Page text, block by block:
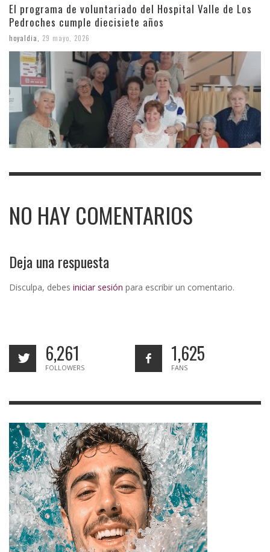
El programa de voluntariado del Hospital Valle de Los
Pedroches cumple diecisiete años
hoyaldia 29 mayo, 2026
NO HAY COMENTARIOS
Deja una respuesta
Disculpa, debes iniciar sesión para escribir un comentario.
6,261
FOLLOWERS
1,625
FANS